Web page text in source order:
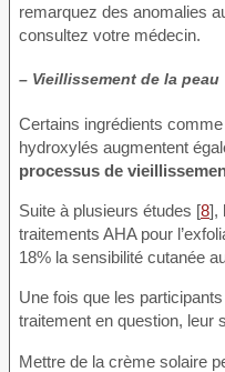
remarquez des anomalies
consultez votre médecin.
– Vieillissement de la peau
Certains ingrédients
hydroxylés augmentent
processus de
Suite à plusieurs études [8],
traitements AHA pour
18% la sensibilité cutanée
Une fois que les
traitement en question, leur
Mettre de la crème solaire